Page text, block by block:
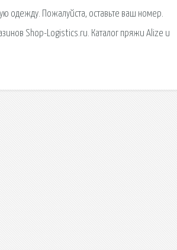
одежду. Пожалуйста, оставьте ваш номер.
Shop-Logistics.ru. Каталог пряжи Alize и